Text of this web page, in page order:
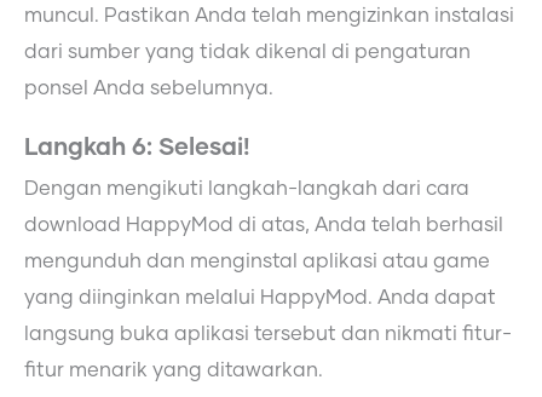
muncul. Pastikan Anda telah mengizinkan instalasi
dari sumber yang tidak dikenal di pengaturan
ponsel Anda sebelumnya.
Langkah 6: Selesai!
Dengan mengikuti langkah-langkah dari cara
download HappyMod di atas, Anda telah berhasil
mengunduh dan menginstal aplikasi atau game
yang diinginkan melalui HappyMod. Anda dapat
langsung buka aplikasi tersebut dan nikmati fitur-
fitur menarik yang ditawarkan.